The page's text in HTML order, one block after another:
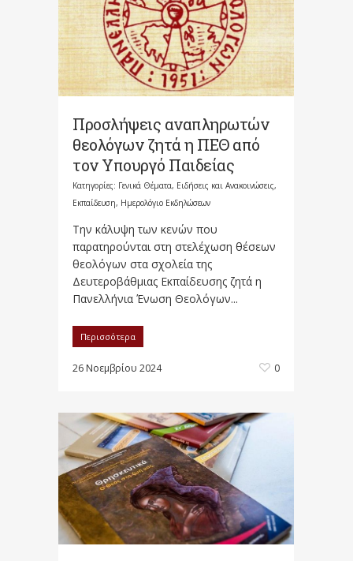
Προσλήψεις αναπληρωτών
θεολόγων ζητά η ΠΕΘ από
τον Υπουργό Παιδείας
Κατηγορίες: Γενικά Θέματα, Ειδήσεις και Ανακοινώσεις,
Εκπαίδευση, Ημερολόγιο Εκδηλώσεων
Την κάλυψη των κενών που
παρατηρούνται στη στελέχωση θέσεων
θεολόγων στα σχολεία της
Δευτεροβάθμιας Εκπαίδευσης ζητά η
Πανελλήνια Ένωση Θεολόγων...
Περισσότερα
26 Νοεμβρίου 2024 0